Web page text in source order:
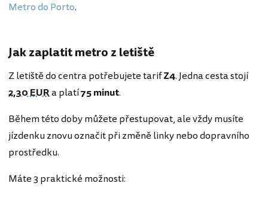
Metro do Porto.
Jak zaplatit metro z letiště
Z letiště do centra potřebujete tarifZ4. Jedna cesta stojí
2,30 EURa platí75 minut.
Během této doby můžete přestupovat, ale vždy musíte
jízdenku znovu označit při změně linky nebo dopravního
prostředku.
Máte 3 praktické možnosti: